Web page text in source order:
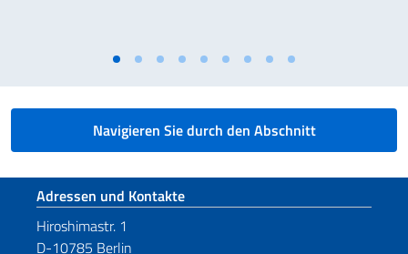
Navigieren Sie durch den Abschnitt
Fußbereich
Adressen und Kontakte
Hiroshimastr. 1
D-10785 Berlin